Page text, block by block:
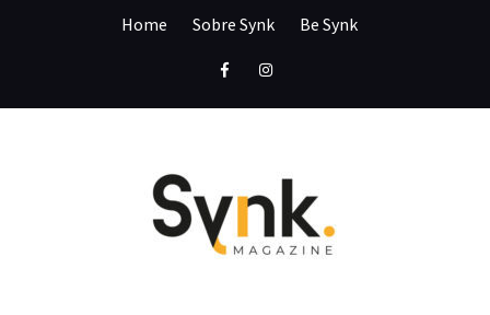
Home Sobre Synk Be Synk
FacebookInstagram